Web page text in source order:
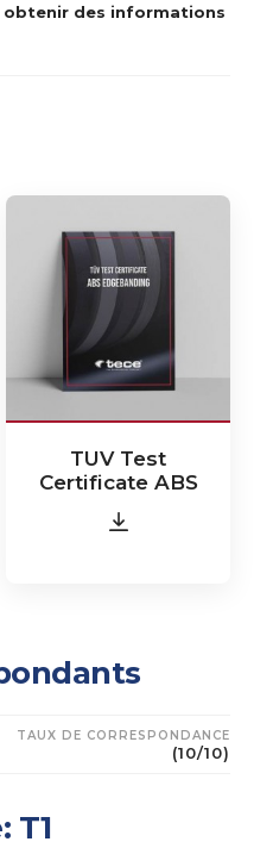
obtenir des informations
TUV Test
Certificate ABS
TAUX DE CORRESPONDANCE
(10/10)
T1